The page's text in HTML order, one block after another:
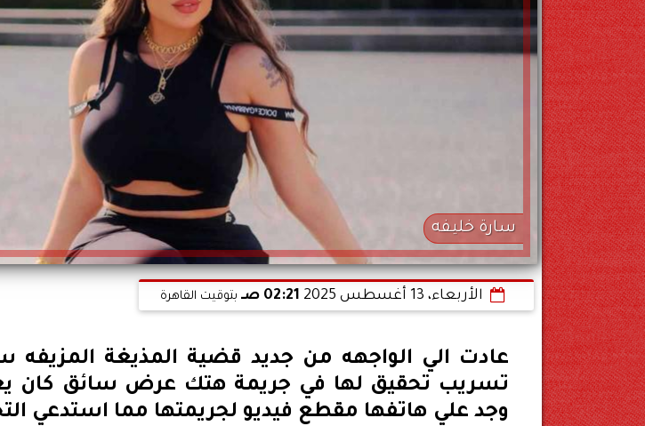
سارة خليفه
الأربعاء، 13 أغسطس 2025 02:21 صـ بتوقيت القاهرة
عادت الي الواجهه من جديد قضية المذيغة المزيفه
تسريب تحقيق لها في جريمة هتك عرض سائق كان
وجد علي هاتفها مقطع فيديو لجريمتها مما استدعي